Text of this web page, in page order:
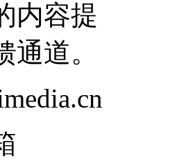
内容提
通道。